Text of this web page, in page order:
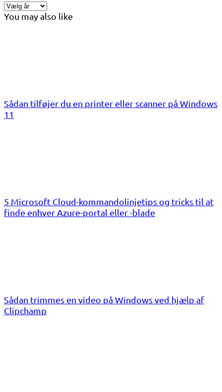
You may also like
Sådan tilføjer du en printer eller scanner på Windows
11
5 Microsoft Cloud-kommandolinjetips og tricks til at
finde enhver Azure-portal eller -blade
Sådan trimmes en video på Windows ved hjælp af
Clipchamp